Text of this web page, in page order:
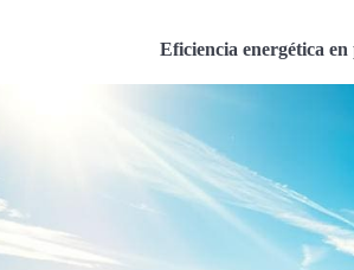
Eficiencia energética